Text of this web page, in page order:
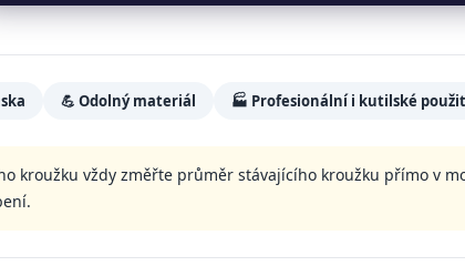
💪 Odolný materiál 🏭 Profesionální i kutilské
kroužku vždy změřte průměr stávajícího kroužku přímo v